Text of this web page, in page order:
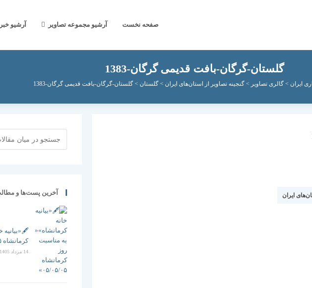
صفحه نخست آرشیو مجموعه تصاویر آرشیو
گلستان-گرگان-بافت قدیمی گرگان-1383
ایران >گالری تصاویر >گنجینه تصاویر از استان‌های ایران >گلستان >گلستان-گرگان-بافت قدیمی گرگان-1383
ایران آخرین پست‌ها و
🖋️«بیانیه
کرمانشاه ۰۵/۰۵/۰۵»
14 مرداد 1405